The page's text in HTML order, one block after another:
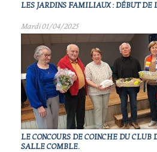
LES JARDINS FAMILIAUX : DÉBUT DE
Mardi 01/04/2025
LE CONCOURS DE COINCHE DU CLUB
SALLE COMBLE.